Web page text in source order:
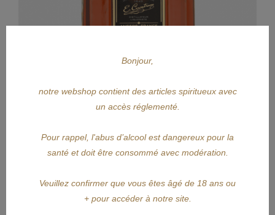
APERÇU RAPIDE
COINTREAU Noir 70cl
Bonjour,
notre webshop contient des articles spiritueux avec
un accès réglementé.
Pour rappel, l'abus d’alcool est dangereux pour la
santé et doit être consommé avec modération.
Veuillez confirmer que vous êtes âgé de 18 ans ou
+ pour accéder à notre site.